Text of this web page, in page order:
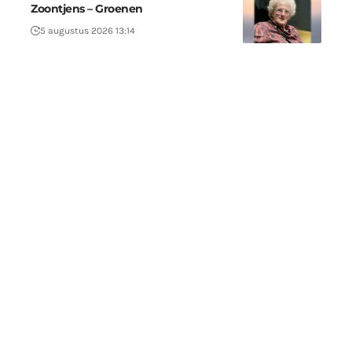
Zoontjens – Groenen
5 augustus 2026 13:14